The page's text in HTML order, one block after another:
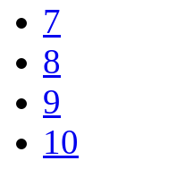
7
8
9
10